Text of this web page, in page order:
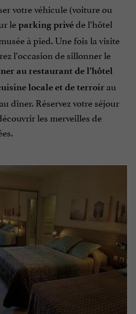
votre véhicule (voiture ou
leparking privéde l’hôtel
à pied. Une fois la visite
l’occasion de sillonner le
au restaurant de l’hôtel
locale et de terroir au
dîner. Réservez votre séjour
les merveilles de